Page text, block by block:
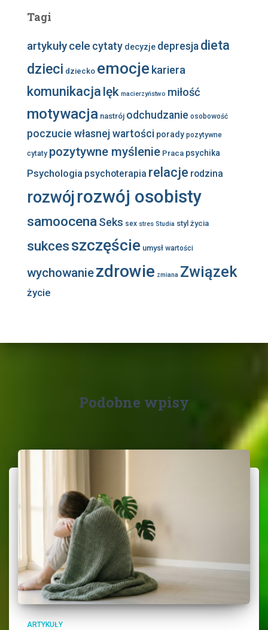
Tagi
artykułycele cytaty decyzje depresja dieta
dzieci dziecko emocje kariera
komunikacja lęk macierzyństwo miłość
motywacja nastrój odchudzanie osobowość
poczucie własnej wartości porady pozytywne
cytaty pozytywne myślenie Praca psychika
Psychologia psychoterapia relacje rodzina
rozwójrozwój osobisty
samoocenaSeks sex stres Studia styl życia
sukcesszczęście umysł wartości
wychowaniezdrowie zmiana Związek
życie
Podobne wpisy
ARTYKUŁY